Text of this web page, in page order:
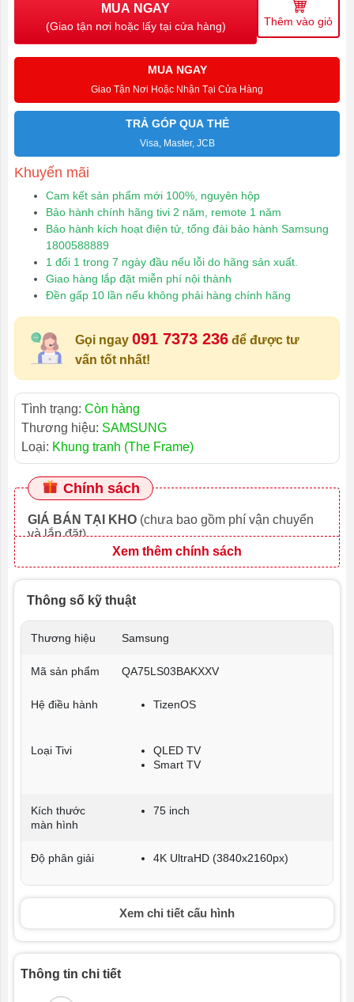
MUA NGAY
(Giao tận nơi hoặc lấy tại cửa hàng) Thêm vào giỏ
MUA NGAY
Giao Tận Nơi Hoặc Nhận Tại Cửa Hàng
TRẢ GÓP QUA THẺ
Visa, Master, JCB
Khuyến mãi
Cam kết sản phẩm mới 100%, nguyên hộp
Bảo hành chính hãng tivi 2 năm, remote 1 năm
Bảo hành kích hoạt điện tử, tổng đài bảo hành Samsung
1800588889
1 đổi 1 trong 7 ngày đầu nếu lỗi do hãng sản xuất.
Giao hàng lắp đặt miễn phí nội thành
Đền gấp 10 lần nếu không phải hàng chính hãng
Gọi ngay 091 7373 236 để được tư
vấn tốt nhất!
Tình trạng: Còn hàng
Thương hiệu: SAMSUNG
Loại: Khung tranh (The Frame)
Chính sách
GIÁ BÁN TẠI KHO (chưa bao gồm phí vận chuyển
và lắp đặt)
Xem thêm chính sách
Thông số kỹ thuật
Thương hiệu Samsung
Mã sản phẩm QA75LS03BAKXXV
Hệ điều hành TizenOS
Loại Tivi
QLED TV
Smart TV
Kích thước
màn hình
75 inch
Độ phân giải 4K UltraHD (3840x2160px)
Xem chi tiết cấu hình
Thông tin chi tiết